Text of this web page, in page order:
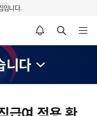
입니다.
알림설정 바로가기 검색 바로가기 메뉴 열기
니다